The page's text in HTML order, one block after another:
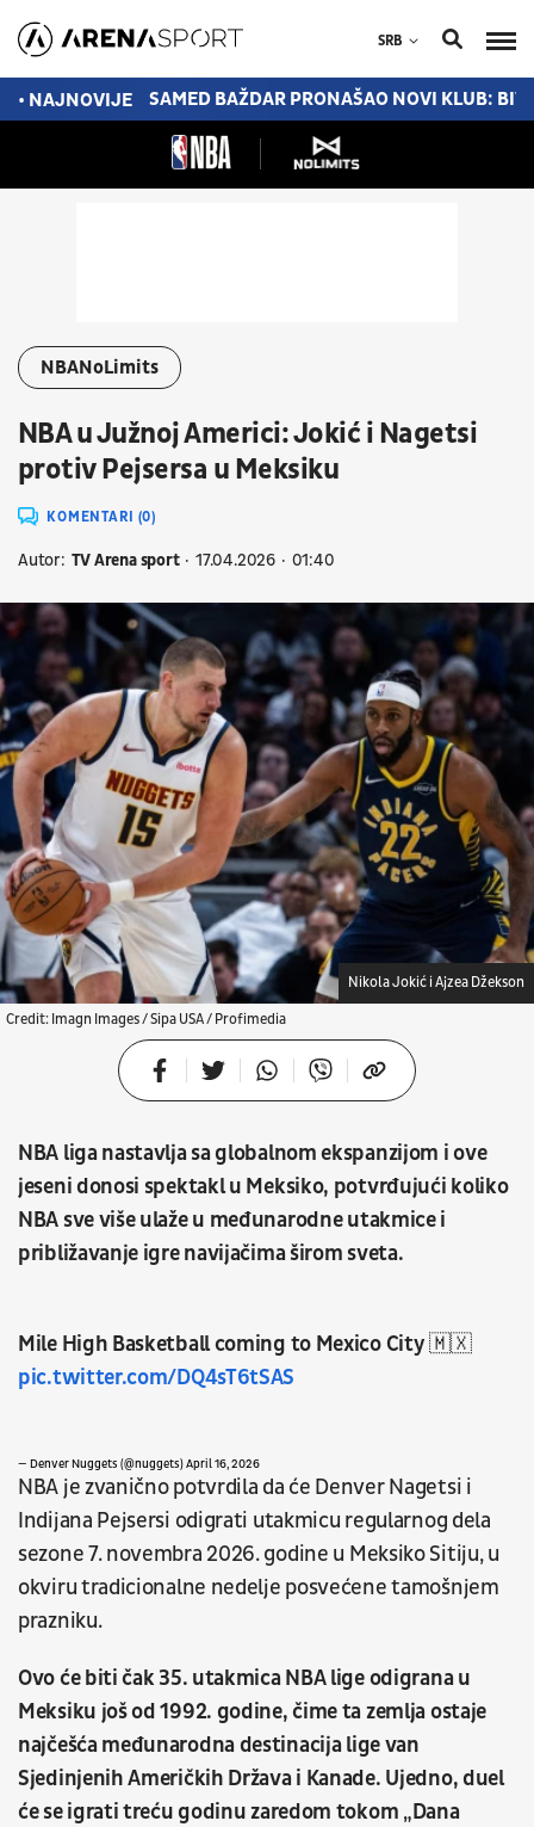
SRB
• NAJNOVIJE
U TORONTU SAMED BAŽDAR PRONAŠAO NOVI KLUB:
NBANoLimits
NBA u Južnoj Americi: Jokić i Nagetsi
protiv Pejsersa u Meksiku
KOMENTARI (0)
Autor: TV Arena sport 17.04.2026 01:40
Credit: Imagn Images / Sipa USA / Profimedia
Nikola Jokić i Ajzea Džekson
NBA liga nastavlja sa globalnom ekspanzijom i ove
jeseni donosi spektakl u Meksiko, potvrđujući koliko
NBA sve više ulaže u međunarodne utakmice i
približavanje igre navijačima širom sveta.
Mile High Basketball coming to Mexico City 🇲🇽
pic.twitter.com/DQ4sT6tSAS
— Denver Nuggets (@nuggets)April 16, 2026
NBA je zvanično potvrdila da će Denver Nagetsi i
Indijana Pejsersi odigrati utakmicu regularnog dela
sezone 7. novembra 2026. godine u Meksiko Sitiju, u
okviru tradicionalne nedelje posvećene tamošnjem
prazniku.
Ovo će biti čak 35. utakmica NBA lige odigrana u
Meksiku još od 1992. godine, čime ta zemlja ostaje
najčešća međunarodna destinacija lige van
Sjedinjenih Američkih Država i Kanade. Ujedno, duel
će se igrati treću godinu zaredom tokom „Dana